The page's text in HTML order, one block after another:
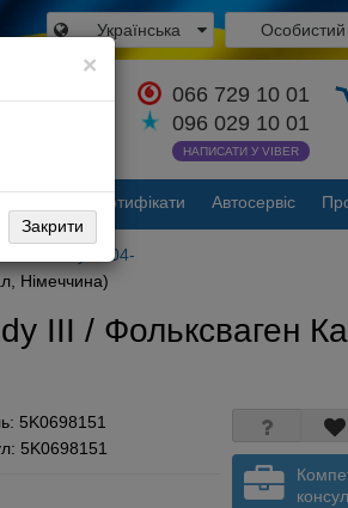
Особистий
Українська
з
066 729 10 01
096 029 10 01
НАПИСАТИ У VIBER
Сертифікати Автосервіс
VW Caddy III 04-
Німеччина)
×
Закрити
III / Фольксваген
5K0698151
5K0698151